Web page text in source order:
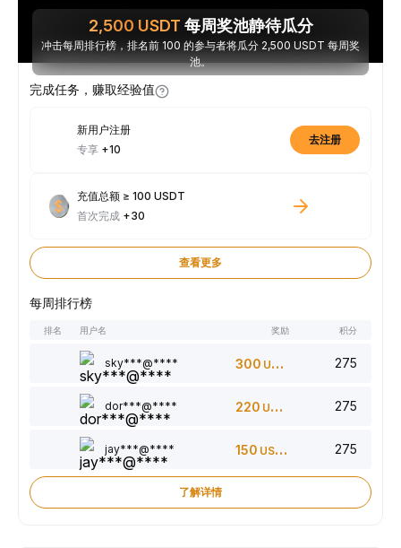
2,500 USDT 每周奖池静待瓜分
冲击每周排行榜，排名前 100 的参与者将瓜分 2,500 USDT 每周奖
池。
完成任务，赚取经验值
新用户注册
专享 +10
去注册
充值总额 ≥ 100 USDT
首次完成 +30
查看更多
每周排行榜
排名 用户名 奖励 积分
sky***@**** 300 USDT 275
dor***@**** 220 USDT 275
jay***@**** 150 USDT 275
了解详情